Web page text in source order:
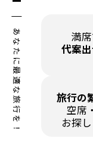
あなたに最適な旅行を！
満
代案
旅行の
空席
お探